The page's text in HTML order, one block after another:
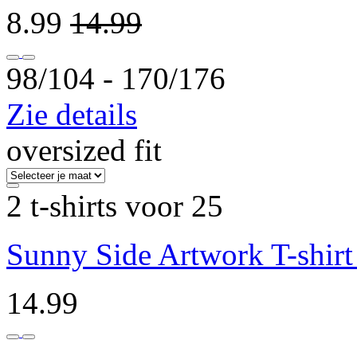
8.99 14.99
98/104 ‐ 170/176
Zie details
oversized fit
2 t-shirts voor 25
Sunny Side Artwork T-shirt
14.99